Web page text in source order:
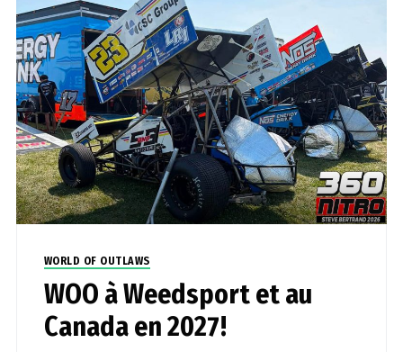
WORLD OF OUTLAWS
WOO à Weedsport et au
Canada en 2027!